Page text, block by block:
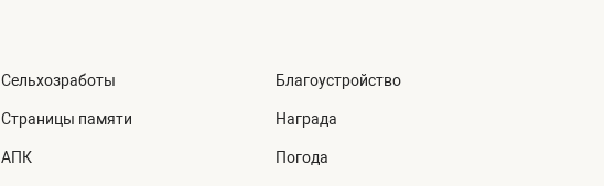
Сельхозработы
Страницы памяти
АПК
Благоустройство
Награда
Погода